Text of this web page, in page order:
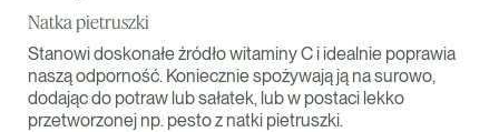
Natka pietruszki
Stanowi doskonałe źródło witaminy C i idealnie poprawia
naszą odporność. Koniecznie spożywają ją na surowo,
dodając do potraw lub sałatek, lub w postaci lekko
przetworzonej np. pesto z natki pietruszki.